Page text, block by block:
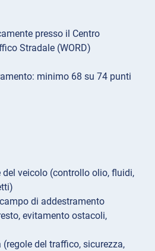
presso il Centro
Stradale (WORD)
minimo 68 su 74 punti
del veicolo (controllo olio, fluidi,
di addestramento
evitamento ostacoli,
del traffico, sicurezza,